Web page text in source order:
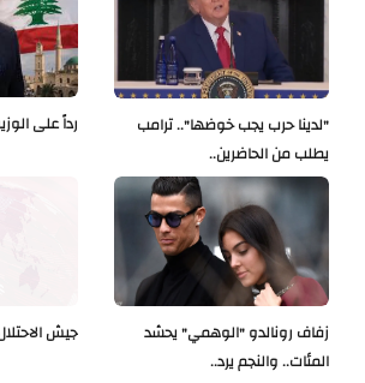
رداً على
"لدينا حرب يجب خوضها".. ترامب
يطلب من الحاضرين..
جيش
زفاف رونالدو "الوهمي" يحشد
المئات.. والنجم يرد..